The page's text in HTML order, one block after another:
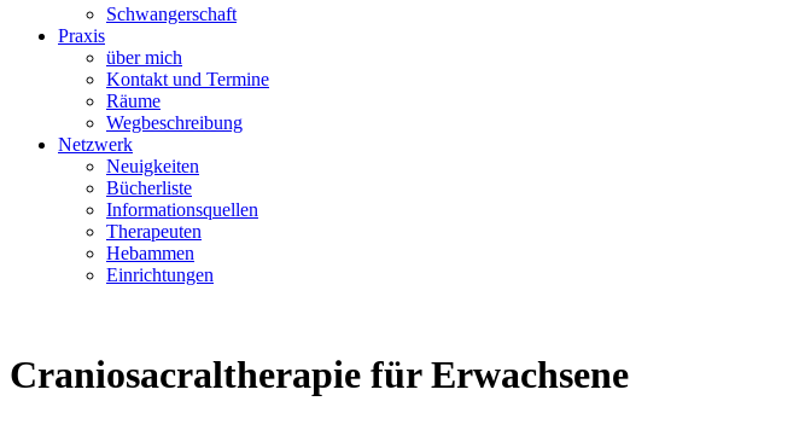
Schwangerschaft
Praxis
über mich
Kontakt und Termine
Räume
Wegbeschreibung
Netzwerk
Neuigkeiten
Bücherliste
Informationsquellen
Therapeuten
Hebammen
Einrichtungen
Craniosacraltherapie für Erwachsene